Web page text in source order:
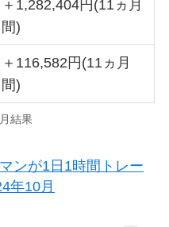
＋1,282,404円(11ヵ月
間)
＋116,582円(11ヵ月
間)
結果
ンが1日1時間トレー
年10月